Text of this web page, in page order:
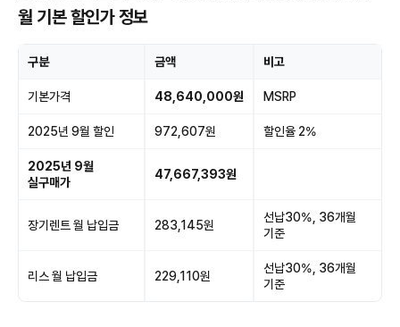
월 기본 할인가 정보
구분 금액 비고
기본가격 48,640,000원 MSRP
2025년 9월 할인 972,607원 할인율 2%
2025년 9월
실구매가
47,667,393원
장기렌트 월 납입금 283,145원
선납30%, 36개월
기준
리스 월 납입금 229,110원
선납30%, 36개월
기준